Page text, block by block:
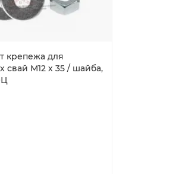
крепежа для
свай М12 х 35 / шайба,